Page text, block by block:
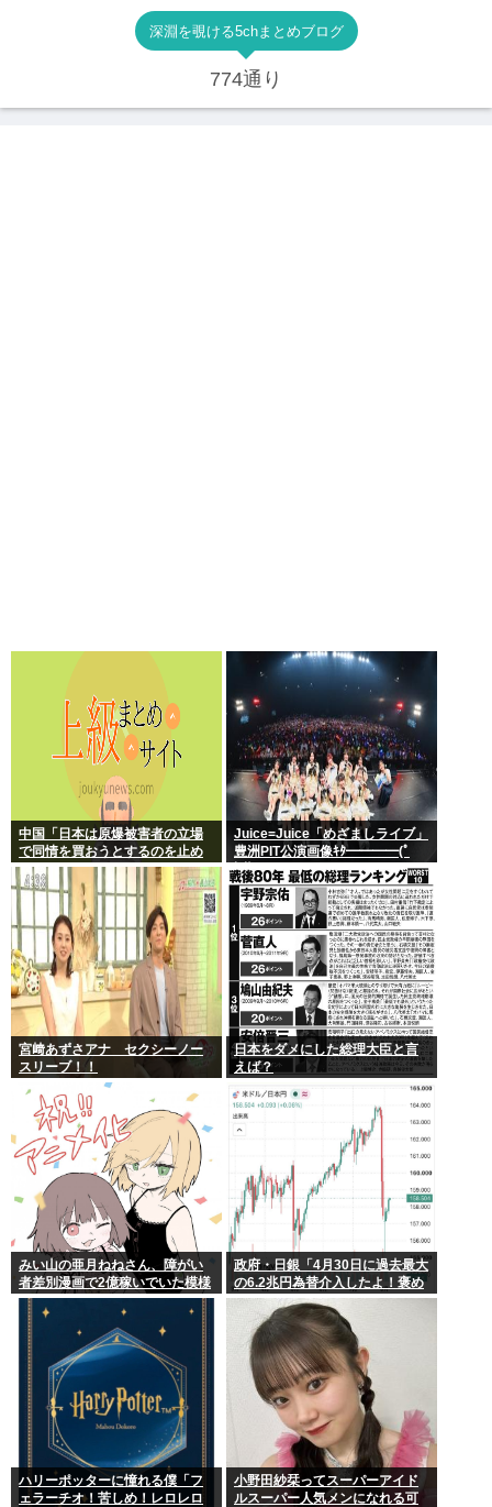
深淵を覗ける5chまとめブログ
774通り
中国「日本は原爆被害者の立場
で同情を買おうとするのを止め
ろ」
Juice=Juice「めざましライブ」
豊洲PIT公演画像ｷﾀ━━━━(ﾟ
∀ﾟ)━━━━!!
宮﨑あずさアナ セクシーノー
スリーブ！！
日本をダメにした総理大臣と言
えば？
みい山の亜月ねねさん、障がい
者差別漫画で2億稼いでいた模様
www
政府・日銀「4月30日に過去最大
の6.2兆円為替介入したよ！褒め
てよ！」
ハリーポッターに憧れる僕「フ
ェラーチオ！苦しめ！レロレロ
小野田紗栞ってスーパーアイド
ルスーパー人気メンになれる可